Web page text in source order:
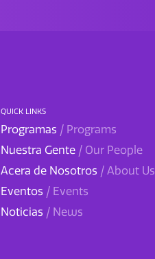
QUICK LINKS
Programas / Programs
Nuestra Gente / Our People
Acera de Nosotros / About Us
Eventos / Events
Noticias / News